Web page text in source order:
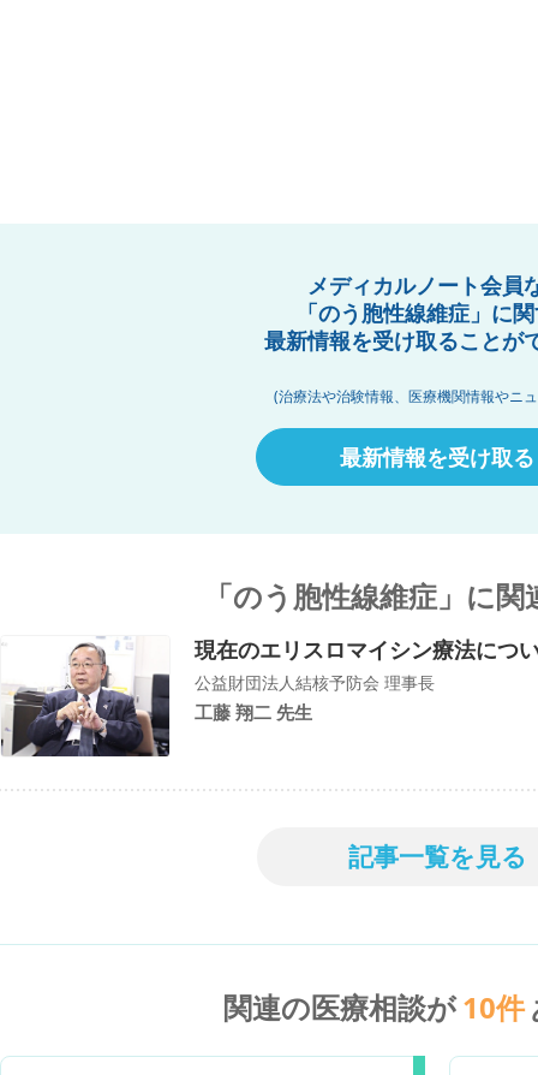
メディカルノート会員
「のう胞性線維症」に
最新情報を受け取ることが
(治療法や治験情報、医療機関情報やニ
最新情報を受け取る
「のう胞性線維症」に
現在のエリスロマイシン療法につ
公益財団法人結核予防会 理事長
工藤 翔二 先生
記事一覧を見る
関連の医療相談が10件